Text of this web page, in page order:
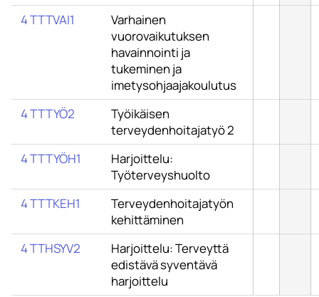
4 TTTVAI1
Varhainen
vuorovaikutuksen
havainnointi ja
tukeminen ja
imetysohjaajakoulutus
4 TTTYÖ2
Työikäisen
terveydenhoitajatyö 2
4 TTTYÖH1
Harjoittelu:
Työterveyshuolto
4 TTTKEH1
Terveydenhoitajatyön
kehittäminen
4 TTHSYV2
Harjoittelu: Terveyttä
edistävä syventävä
harjoittelu